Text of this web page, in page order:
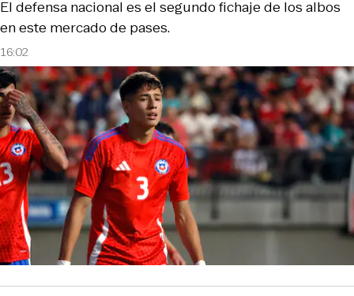
16:02
El defensa nacional es el segundo fichaje de los albos
en este mercado de pases.